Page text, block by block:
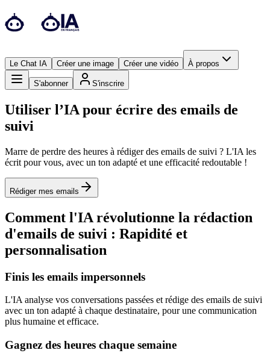
Le Chat IA Créer une image Créer une vidéo À propos
S'abonner S'inscrire
Utiliser l’IA pour écrire des emails de
suivi
Marre de perdre des heures à rédiger des emails de suivi ? L'IA les
écrit pour vous, avec un ton adapté et une efficacité redoutable !
Rédiger mes emails
Comment l'IA révolutionne la rédaction
d'emails de suivi : Rapidité et
personnalisation
Finis les emails impersonnels
L'IA analyse vos conversations passées et rédige des emails de suivi
avec un ton adapté à chaque destinataire, pour une communication
plus humaine et efficace.
Gagnez des heures chaque semaine